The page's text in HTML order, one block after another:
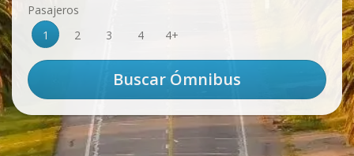
Pasajeros
1
2 3 4 4+